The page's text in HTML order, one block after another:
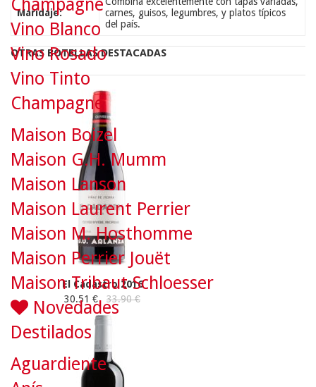
Maridaje:
carnes, guisos, legumbres, y platos típicos
del país.
OTRAS BOTELLAS DESTACADAS
El Cadastro 2016
30.51 €
33.90 €
Champagne
Vino Blanco
Vino Rosado
Vino Tinto
Champagne
Maison Boizel
Maison G.H. Mumm
Maison Lanson
Maison Laurent Perrier
Maison M. Hosthomme
Maison Perrier Jouët
Maison Tribaut Schloesser
Novedades
Destilados
Aguardiente